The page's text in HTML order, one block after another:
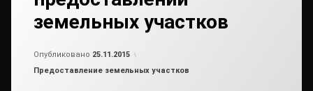
земельных участков
Опубликовано 25.11.2015
Рубрики:
Предоставление земельных участков